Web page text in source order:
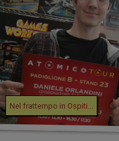
Nel frattempo in Ospiti